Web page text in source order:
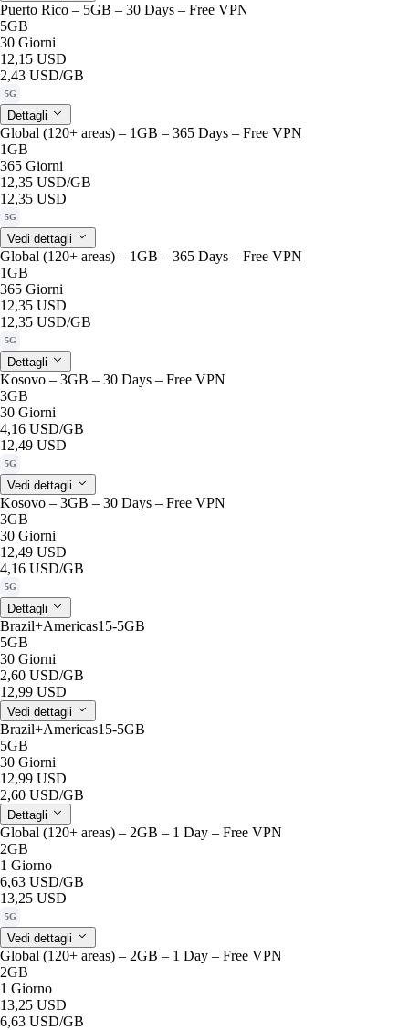
Puerto Rico – 5GB – 30 Days – Free VPN
5GB
30 Giorni
12,15 USD
2,43 USD/GB
5G
Dettagli
Global (120+ areas) – 1GB – 365 Days – Free VPN
1GB
365 Giorni
12,35 USD/GB
12,35 USD
5G
Vedi dettagli
Global (120+ areas) – 1GB – 365 Days – Free VPN
1GB
365 Giorni
12,35 USD
12,35 USD/GB
5G
Dettagli
Kosovo – 3GB – 30 Days – Free VPN
3GB
30 Giorni
4,16 USD/GB
12,49 USD
5G
Vedi dettagli
Kosovo – 3GB – 30 Days – Free VPN
3GB
30 Giorni
12,49 USD
4,16 USD/GB
5G
Dettagli
Brazil+Americas15-5GB
5GB
30 Giorni
2,60 USD/GB
12,99 USD
Vedi dettagli
Brazil+Americas15-5GB
5GB
30 Giorni
12,99 USD
2,60 USD/GB
Dettagli
Global (120+ areas) – 2GB – 1 Day – Free VPN
2GB
1 Giorno
6,63 USD/GB
13,25 USD
5G
Vedi dettagli
Global (120+ areas) – 2GB – 1 Day – Free VPN
2GB
1 Giorno
13,25 USD
6,63 USD/GB